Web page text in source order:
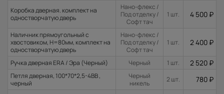
Коробка дверная. комплект на
одностворчатую дверь
Нано-флекс /
Под отделку /
Софт тач
1 шт. 4 500 ₽
Наличник прямоугольный с
хвостовиком, H=80мм, комплект на
одностворчатую дверь
Нано-флекс /
Под отделку /
Софт тач
1 шт. 2 400 ₽
Ручка дверная ERA / Эра (Черный) Черный 1 шт. 2 520 ₽
Петля дверная, 100*70*2,5-4ВВ ,
черный
Черный
никель
2 шт. 780 ₽